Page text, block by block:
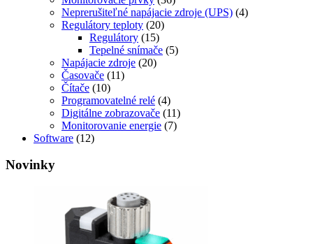
Neprerušiteľné napájacie zdroje (UPS) (4)
Regulátory teploty (20)
Regulátory (15)
Tepelné snímače (5)
Napájacie zdroje (20)
Časovače (11)
Čítače (10)
Programovatelné relé (4)
Digitálne zobrazovače (11)
Monitorovanie energie (7)
Software (12)
Novinky